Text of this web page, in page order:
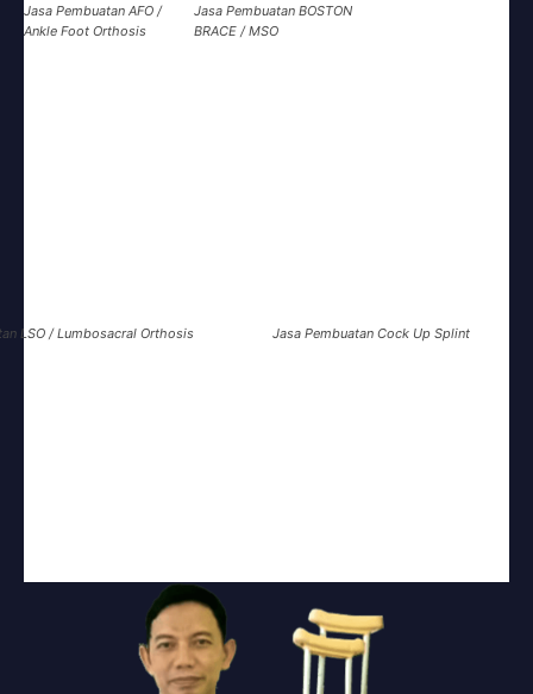
Jasa Pembuatan AFO /
Ankle Foot Orthosis
Jasa Pembuatan BOSTON
BRACE / MSO
LSO / Lumbosacral Orthosis Jasa Pembuatan Cock Up Splint